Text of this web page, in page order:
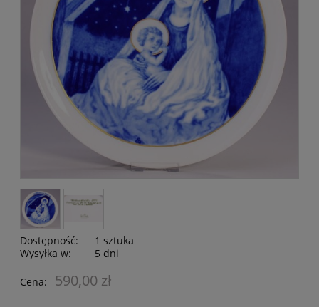
Dostępność:
1 sztuka
Wysyłka w:
5 dni
Cena: 590,00 zł